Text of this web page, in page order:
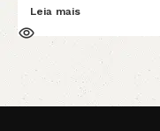
Leia mais